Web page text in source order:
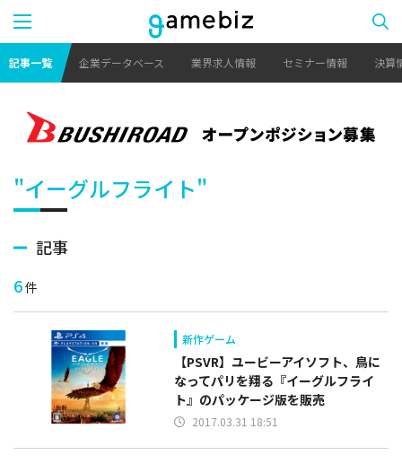
記事一覧 企業データベース 業界求人情報 セミナー情報 決算
"イーグルフライト"
記事
6件
新作ゲーム
【PSVR】ユービーアイソフト、鳥に
なってパリを翔る『イーグルフライ
ト』のパッケージ版を販売
2017.03.31 18:51